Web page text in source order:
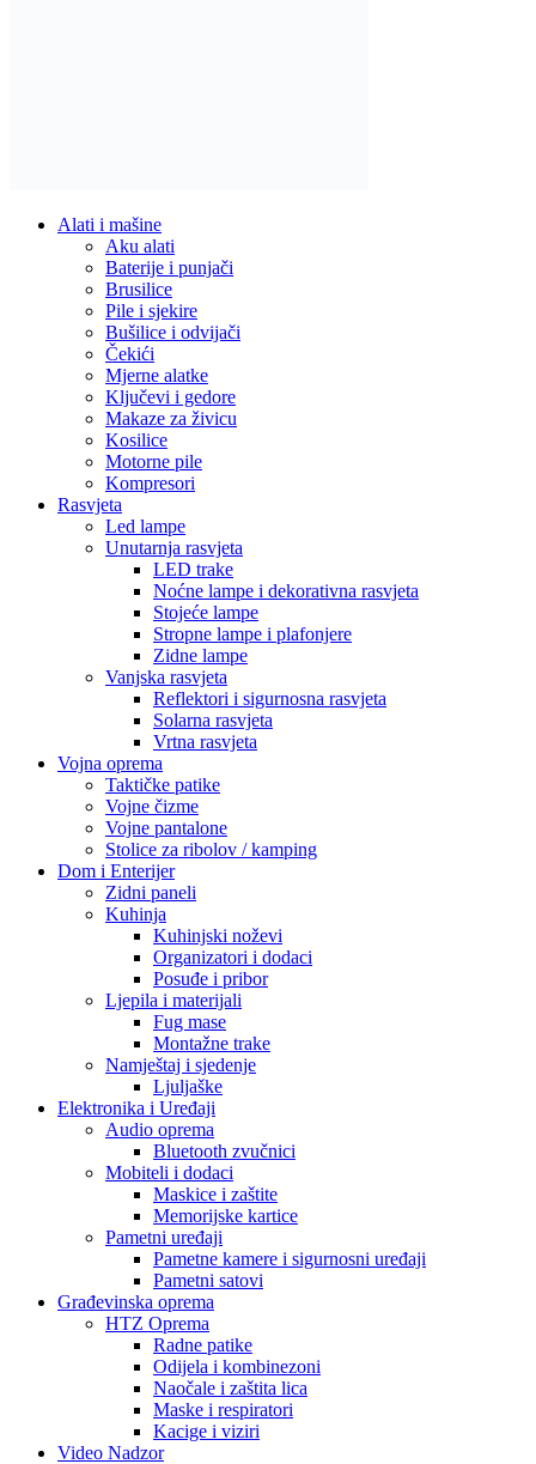
Alati i mašine
Aku alati
Baterije i punjači
Brusilice
Pile i sjekire
Bušilice i odvijači
Čekići
Mjerne alatke
Ključevi i gedore
Makaze za živicu
Kosilice
Motorne pile
Kompresori
Rasvjeta
Led lampe
Unutarnja rasvjeta
LED trake
Noćne lampe i dekorativna rasvjeta
Stojeće lampe
Stropne lampe i plafonjere
Zidne lampe
Vanjska rasvjeta
Reflektori i sigurnosna rasvjeta
Solarna rasvjeta
Vrtna rasvjeta
Vojna oprema
Taktičke patike
Vojne čizme
Vojne pantalone
Stolice za ribolov / kamping
Dom i Enterijer
Zidni paneli
Kuhinja
Kuhinjski noževi
Organizatori i dodaci
Posuđe i pribor
Ljepila i materijali
Fug mase
Montažne trake
Namještaj i sjedenje
Ljuljaške
Elektronika i Uređaji
Audio oprema
Bluetooth zvučnici
Mobiteli i dodaci
Maskice i zaštite
Memorijske kartice
Pametni uređaji
Pametne kamere i sigurnosni uređaji
Pametni satovi
Građevinska oprema
HTZ Oprema
Radne patike
Odijela i kombinezoni
Naočale i zaštita lica
Maske i respiratori
Kacige i viziri
Video Nadzor